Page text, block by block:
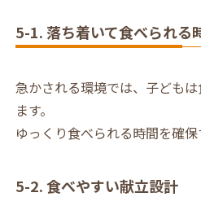
5-1. 落ち着いて食べられる
急かされる環境では、子ども
ます。
ゆっくり食べられる時間を確保
5-2. 食べやすい献立設計